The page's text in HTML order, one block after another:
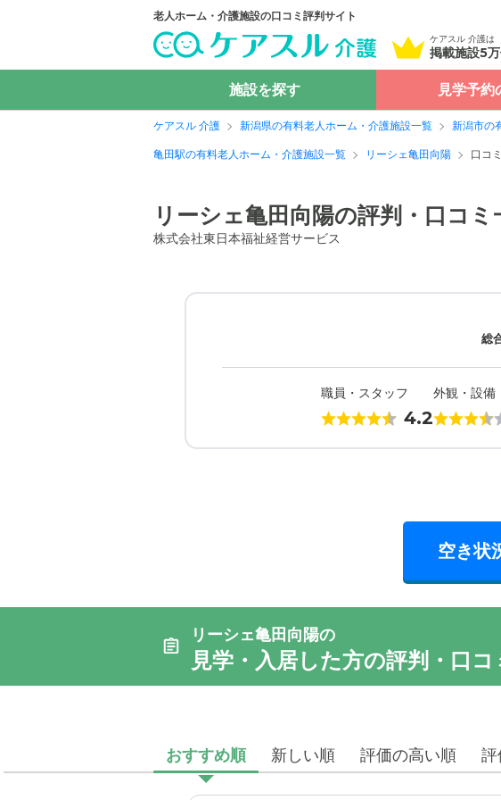
老人ホーム・介護施設の口コミ評判サイト
ケアスル 介護は
掲載施設5
施設を探す 見学予約
ケアスル 介護 新潟県の有料老人ホーム・介護施設一覧 新潟市の
亀田駅の有料老人ホーム・介護施設一覧 リーシェ亀田向陽 口コ
リーシェ亀田向陽の評判・口コミ
株式会社東日本福祉経営サービス
総
職員・スタッフ
4.2
外観・設備
空き状
リーシェ亀田向陽の
見学・入居した方の評判・口コ
おすすめ順 新しい順 評価の高い順 評